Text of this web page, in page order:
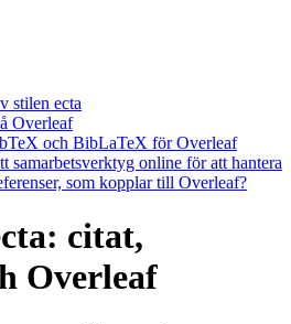
stilen ecta
Overleaf
och BibLaTeX för Overleaf
samarbetsverktyg online för att hantera
som kopplar till Overleaf?
citat,
Overleaf